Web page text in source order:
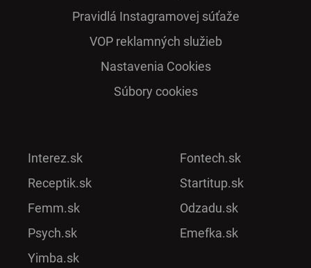
Pra­vidlá Ins­ta­gra­mo­vej sú­ťaže
VOP reklamných služieb
Nastavenia Cookies
Súbory cookies
Interez.sk
Receptik.sk
Femm.sk
Psych.sk
Yimba.sk
Fontech.sk
Startitup.sk
Odzadu.sk
Emefka.sk